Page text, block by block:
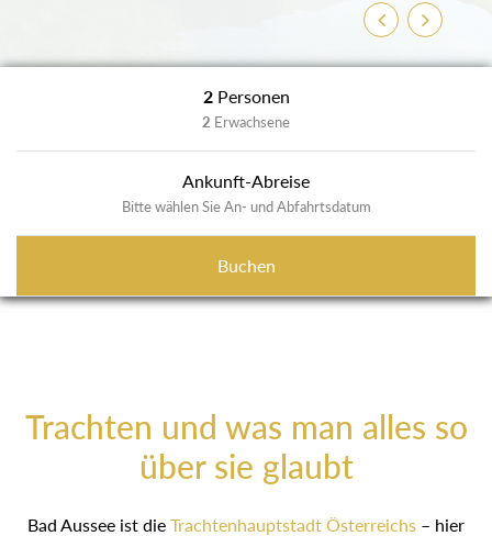
ZurückWeiter
2 Personen
2 Erwachsene
Ankunft-Abreise
Bitte wählen Sie An- und Abfahrtsdatum
Buchen
Trachten und was man alles so
über sie glaubt
Bad Aussee ist die Trachtenhauptstadt Österreichs – hier